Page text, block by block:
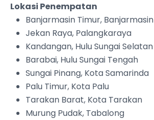
Lokasi Penempatan
Banjarmasin Timur, Banjarmasin
Jekan Raya, Palangkaraya
Kandangan, Hulu Sungai Selatan
Barabai, Hulu Sungai Tengah
Sungai Pinang, Kota Samarinda
Palu Timur, Kota Palu
Tarakan Barat, Kota Tarakan
Murung Pudak, Tabalong